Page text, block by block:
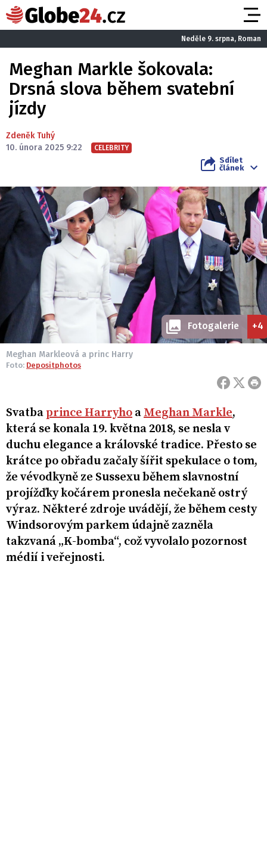
Neděle 9. srpna, Roman
Meghan Markle šokovala:
Drsná slova během svatební
jízdy
Zdeněk Tuhý
10. února 2025 9:22
CELEBRITY
Sdílet
článek
Fotogalerie +4
Meghan Markleová a princ Harry
Foto: Depositphotos
Svatbaprince Harryho aMeghan Markle,
která se konala 19. května 2018, se nesla v
duchu elegance a královské tradice. Přesto se
krátce po obřadu začaly šířit spekulace o tom,
že vévodkyně ze Sussexu během slavnostní
projížďky kočárem pronesla nečekaně ostrý
výraz. Některé zdroje uvádějí, že během cesty
Windsorovým parkem údajně zazněla
takzvaná „K-bomba“, což vyvolalo pozornost
médií i veřejnosti.